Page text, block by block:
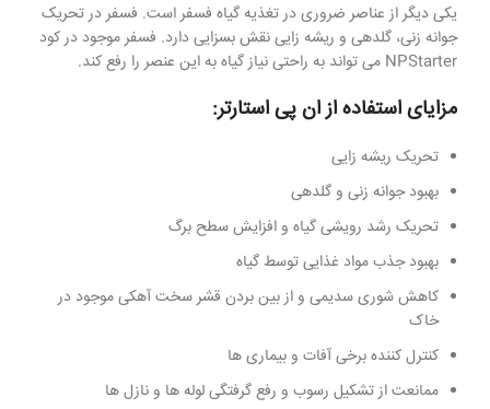
یکی دیگر از عناصر ضروری در تغذیه گیاه فسفر است. فسفر در تحریک
جوانه زنی، گلدهی و ریشه زایی نقش بسزایی دارد. فسفر موجود در کود
NPStarter می تواند به راحتی نیاز گیاه به این عنصر را رفع کند.
مزایای استفاده از ان پی استارتر:
تحریک ریشه زایی
بهبود جوانه زنی و گلدهی
تحریک رشد رویشی گیاه و افزایش سطح برگ
بهبود جذب مواد غذایی توسط گیاه
کاهش شوری سدیمی و از بین بردن قشر سخت آهکی موجود در
خاک
کنترل کننده برخی آفات و بیماری ها
ممانعت از تشکیل رسوب و رفع گرفتگی لوله ها و نازل ها